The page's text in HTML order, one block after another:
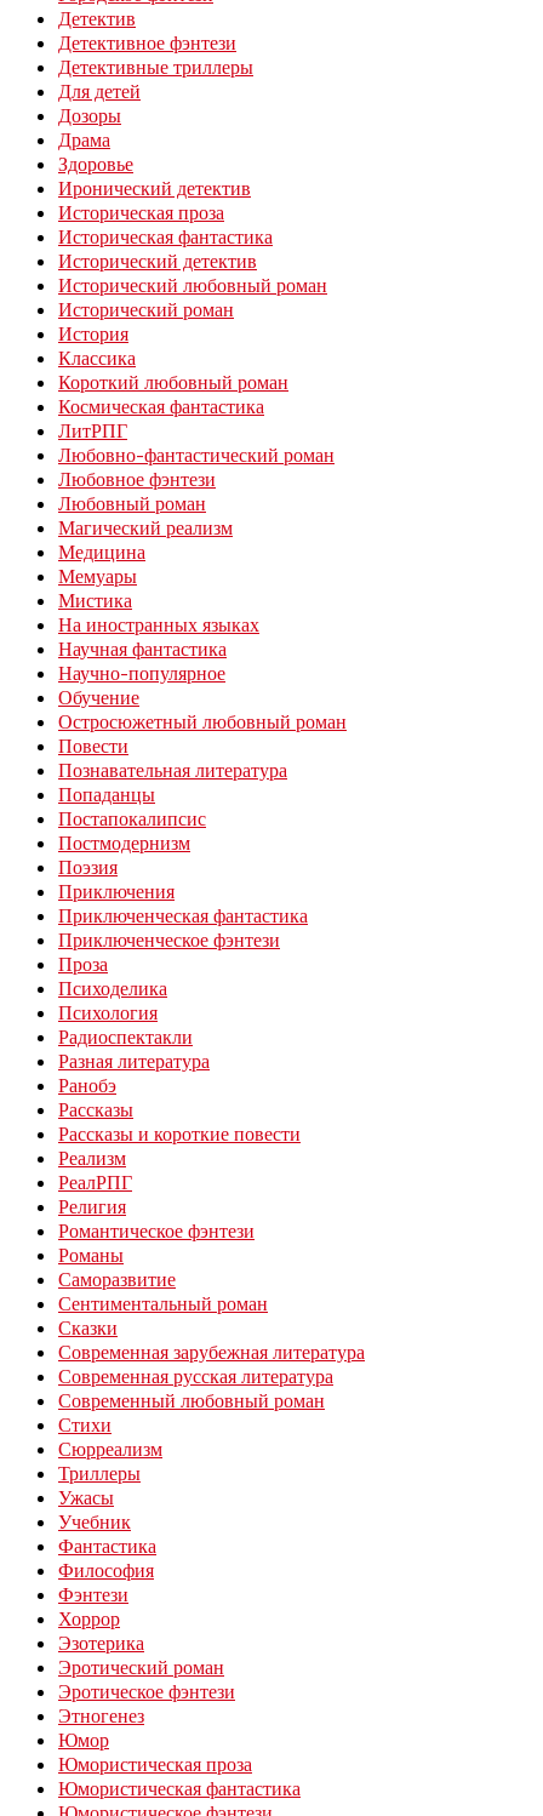
Детектив
Детективное фэнтези
Детективные триллеры
Для детей
Дозоры
Драма
Здоровье
Иронический детектив
Историческая проза
Историческая фантастика
Исторический детектив
Исторический любовный роман
Исторический роман
История
Классика
Короткий любовный роман
Космическая фантастика
ЛитРПГ
Любовно-фантастический роман
Любовное фэнтези
Любовный роман
Магический реализм
Медицина
Мемуары
Мистика
На иностранных языках
Научная фантастика
Научно-популярное
Обучение
Остросюжетный любовный роман
Повести
Познавательная литература
Попаданцы
Постапокалипсис
Постмодернизм
Поэзия
Приключения
Приключенческая фантастика
Приключенческое фэнтези
Проза
Психоделика
Психология
Радиоспектакли
Разная литература
Ранобэ
Рассказы
Рассказы и короткие повести
Реализм
РеалРПГ
Религия
Романтическое фэнтези
Романы
Саморазвитие
Сентиментальный роман
Сказки
Современная зарубежная литература
Современная русская литература
Современный любовный роман
Стихи
Сюрреализм
Триллеры
Ужасы
Учебник
Фантастика
Философия
Фэнтези
Хоррор
Эзотерика
Эротический роман
Эротическое фэнтези
Этногенез
Юмор
Юмористическая проза
Юмористическая фантастика